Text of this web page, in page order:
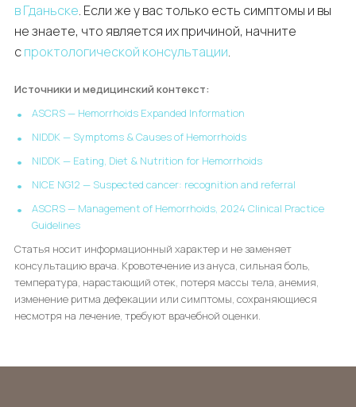
в Гданьске. Если же у вас только есть симптомы и вы
не знаете, что является их причиной, начните
спроктологической консультации.
Источники и медицинский контекст:
ASCRS — Hemorrhoids Expanded Information
NIDDK — Symptoms & Causes of Hemorrhoids
NIDDK — Eating, Diet & Nutrition for Hemorrhoids
NICE NG12 — Suspected cancer: recognition and referral
ASCRS — Management of Hemorrhoids, 2024 Clinical Practice
Guidelines
Статья носит информационный характер и не заменяет
консультацию врача. Кровотечение из ануса, сильная боль,
температура, нарастающий отек, потеря массы тела, анемия,
изменение ритма дефекации или симптомы, сохраняющиеся
несмотря на лечение, требуют врачебной оценки.